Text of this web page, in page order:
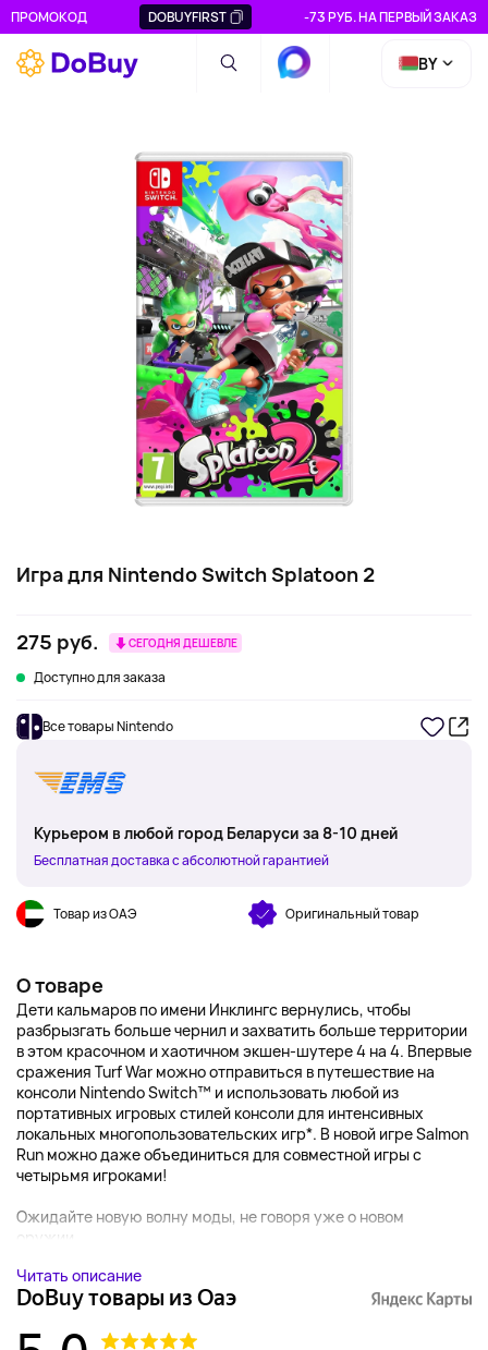
ПРОМОКОД DOBUYFIRST -73 РУБ. НА ПЕРВЫЙ ЗАКАЗ
BY
Игра для Nintendo Switch Splatoon 2
275 руб. СЕГОДНЯ ДЕШЕВЛЕ
Доступно для заказа
Все товары Nintendo
Курьером в любой город Беларуси за 8-10 дней
Бесплатная доставка с абсолютной гарантией
Товар из ОАЭ Оригинальный товар
О товаре
Дети кальмаров по имени Инклингс вернулись, чтобы
разбрызгать больше чернил и захватить больше территории
в этом красочном и хаотичном экшен-шутере 4 на 4. Впервые
сражения Turf War можно отправиться в путешествие на
консоли Nintendo Switch™ и использовать любой из
портативных игровых стилей консоли для интенсивных
локальных многопользовательских игр*. В новой игре Salmon
Run можно даже объединиться для совместной игры с
четырьмя игроками!
Ожидайте новую волну моды, не говоря уже о новом
оружии...
Читать описание